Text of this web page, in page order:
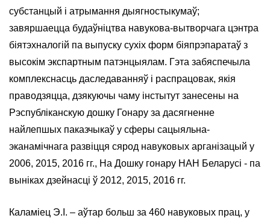
субстанцый і атрымання дыягностыкумаў;
завяршаецца будаўніцтва навукова-вытворчага цэнтра
біятэхналогій па выпуску сухіх форм біяпрэпаратаў з
высокім экспартным патэнцыялам. Гэта забяспечыла
комплекснасць даследаванняў і распрацовак, якія
праводзяцца, дзякуючы чаму інстытут занесены на
Рэспубліканскую дошку Гонару за дасягненне
найлепшых паказчыкаў у сферы сацыяльна-
эканамічнага развіцця сярод навуковых арганізацый у
2006, 2015, 2016 гг., На Дошку гонару НАН Беларусі - па
выніках дзейнасці ў 2012, 2015, 2016 гг.
Каламіец Э.І. – аўтар больш за 460 навуковых прац, у